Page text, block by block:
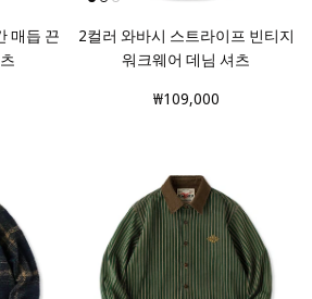
매듭 끈
2컬러 와바시 스트라이프 빈티지
워크웨어 데님 셔츠
₩109,000